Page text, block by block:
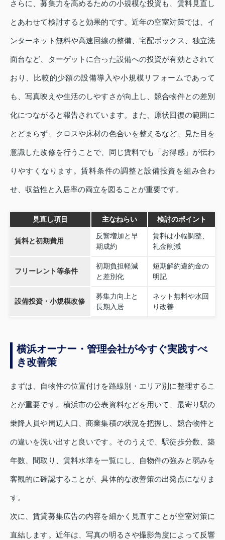
さらに、募集力を高めるための小規模な投資も、賃料見直し
とあわせて検討すると効果的です。近年の空室対策では、イ
ンターネット無料や高速回線の整備、宅配ボックス、独立洗
面台など、ターゲットに合った設備への投資が有効とされて
おり、比較的少額の設備導入や小規模リフォームであって
も、写真映えや生活のしやすさが向上し、競合物件との差別
化につながると報告されています。また、原状回復の範囲に
とどまらず、クロスや床材の色合いを整えるなど、見た目を
意識した改修を行うことで、同じ賃料でも「お得感」が伝わ
りやすくなります。賃料条件の調整と設備投資を組み合わ
せ、収益性と入居率の両立を図ることが重要です。
見直し項目 主なねらい 検討のポイント
賃料と初期費用
反響増加と早
期成約
賃料は小幅調整、
礼金削減
フリーレント等条件
初期負担軽減
と差別化
短期解約違約金の
明記
設備投資・小規模改修
募集力向上と
長期入居
ネット無料や水回
り改善
横浜オーナー・管理会社が今すぐ実践すべ
き改善策
まずは、自物件の位置付けを路線別・エリア別に整理するこ
とが重要です。横浜市の公表資料などを用いて、最寄り駅の
乗降人員や周辺人口、商業集積の状況を把握し、競合物件と
の違いを洗い出すと良いです。そのうえで、駅徒歩分数、築
年数、間取り、賃料水準を一覧にし、自物件の強みと弱みを
客観的に確認することが、具体的な改善策の出発点になりま
す。
次に、賃貸募集広告の内容を細かく見直すことが空室対策に
直結します。近年は、写真の明るさや撮影角度によって反響